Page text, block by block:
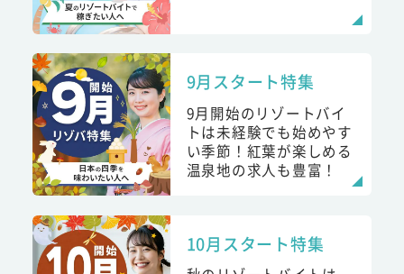
9月スタート特集
9月開始のリゾートバイ
トは未経験でも始めやす
い季節！紅葉が楽しめる
温泉地の求人も豊富！
10月スタート特集